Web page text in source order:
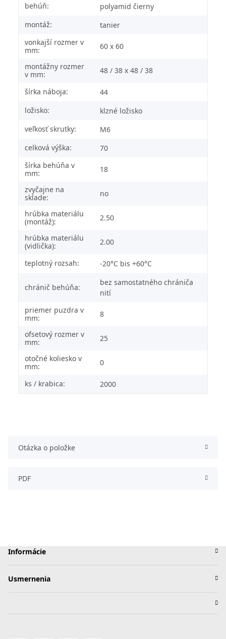
behúň:
polyamid čierny
montáž:
tanier
vonkajší rozmer v
mm:
60 x 60
montážny rozmer
v mm:
48 / 38 x 48 / 38
šírka náboja:
44
ložisko:
klzné ložisko
veľkosť skrutky:
M6
celková výška:
70
šírka behúňa v
mm:
18
zvyčajne na
sklade:
no
hrúbka materiálu
(montáž):
2.50
hrúbka materiálu
(vidlička):
2.00
teplotný rozsah: -20°C bis +60°C
chránič behúňa:
bez samostatného chrániča
nití
priemer puzdra v
mm:
8
ofsetový rozmer v
mm:
25
otočné koliesko v
mm:
0
ks / krabica: 2000
Otázka o položke
PDF
Informácie
Usmernenia